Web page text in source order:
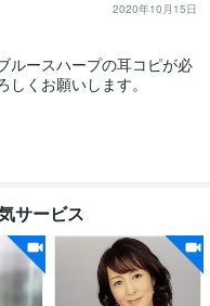
2020年10月15日
ルースハープの耳コピが必
くお願いします。
サービス